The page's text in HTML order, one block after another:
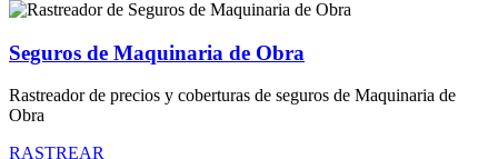
Seguros de Maquinaria de Obra
Rastreador de precios y coberturas de seguros de Maquinaria de
Obra
RASTREAR